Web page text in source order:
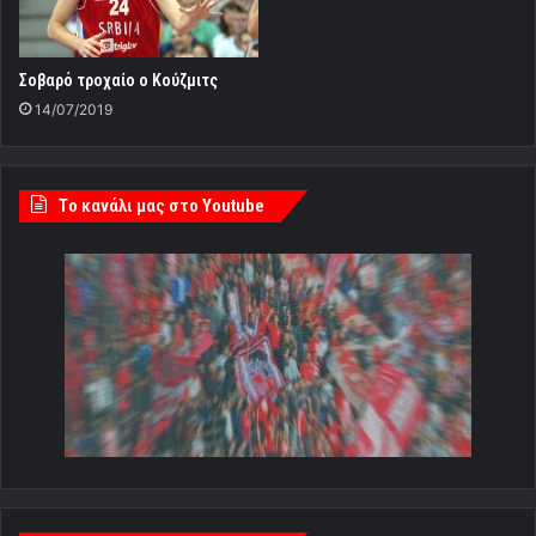
Σοβαρό τροχαίο ο Κούζμιτς
14/07/2019
Tο κανάλι μας στο Youtube